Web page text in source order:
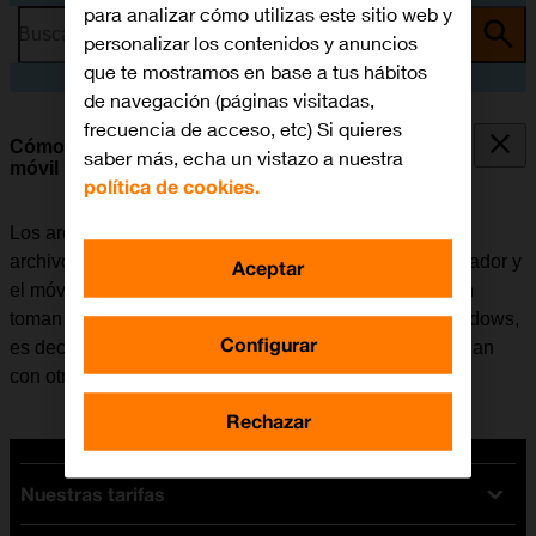
Busca por problema o tema
Cómo transferir archivos entre el ordenador y el
móvil
Los archivos como, por ejemplo, las fotografías o los
archivos de música se pueden transferir entre el ordenador y
el móvil. Tener en cuenta que los pasos a continuación
toman como punto de partida el sistema operativo Windows,
es decir, que estas instrucciones puede que no coincidan
con otros sistemas operativos.
Nuestras tarifas
para analizar cómo utilizas este sitio web y
personalizar los contenidos y anuncios
que te mostramos en base a tus hábitos
de navegación (páginas visitadas,
frecuencia de acceso, etc) Si quieres
saber más, echa un vistazo a nuestra
política de cookies.
Configurar
Rechazar
Aceptar